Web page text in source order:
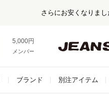
さらにお安くなりま
5,000円以上お買い上げで送料無料
メンバー登録でお得な情報をゲット。
ブランド 別注アイテム